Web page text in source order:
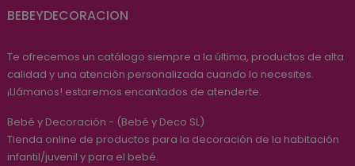
BEBEYDECORACION
Te ofrecemos un catálogo siempre a la última, productos de alta
calidad y una atención personalizada cuando lo necesites.
¡Llámanos! estaremos encantados de atenderte.
Bebé y Decoración - (Bebé y Deco SL)
Tienda online de productos para la decoración de la habitación
infantil/juvenil y para el bebé.